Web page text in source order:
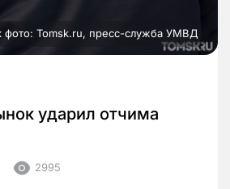
фото: Tomsk.ru, пресс-служба УМВД
ударил отчима
2995